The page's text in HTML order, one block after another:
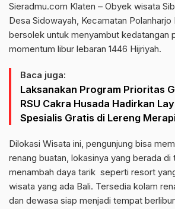
Sieradmu.com Klaten – Obyek wisata
Desa Sidowayah, Kecamatan
bersolek untuk menyambut kedatangan
momentum libur lebaran 1446 Hijriyah.
Baca juga:
Laksanakan Program Prioritas
RSU Cakra Husada Hadirkan
Spesialis Gratis di Lereng
Dilokasi Wisata ini, pengunjung bisa
renang buatan, lokasinya yang berada di
menambah daya tarik seperti resort
wisata yang ada Bali. Tersedia kolam
dan dewasa siap menjadi tempat